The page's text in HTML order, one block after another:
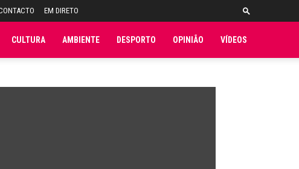
EM DIRETO
CULTURA AMBIENTE DESPORTO OPINIÃO VÍDEOS